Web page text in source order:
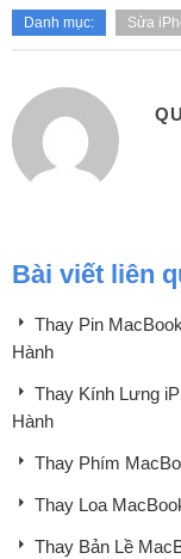
Danh mục: Sửa
Bài viết liên
Thay Pin
Hành
Thay Kính Lưng
Hành
Thay Phím
Thay Loa
Thay Bản Lề